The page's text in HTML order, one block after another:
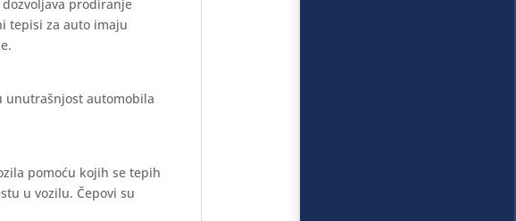
prodiranje
tepisi za auto imaju
unutrašnjost automobila
pomoću kojih se tepih
u vozilu. Čepovi su